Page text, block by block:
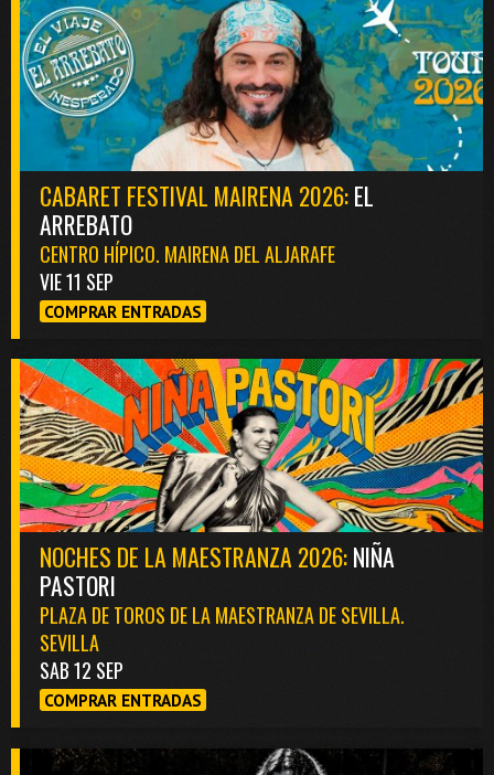
CABARET FESTIVAL MAIRENA 2026:EL
ARREBATO
CENTRO HÍPICO. MAIRENA DEL ALJARAFE
VIE 11 SEP
COMPRAR ENTRADAS
NOCHES DE LA MAESTRANZA 2026:NIÑA
PASTORI
PLAZA DE TOROS DE LA MAESTRANZA DE SEVILLA.
SEVILLA
SAB 12 SEP
COMPRAR ENTRADAS